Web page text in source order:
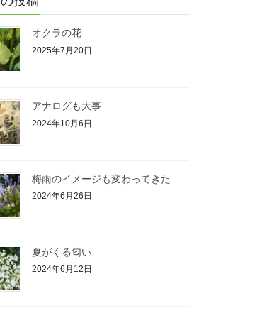
オクラの花
2025年7月20日
アナログも大事
2024年10月6日
梅雨のイメージも変わってきた
2024年6月26日
夏がくる匂い
2024年6月12日